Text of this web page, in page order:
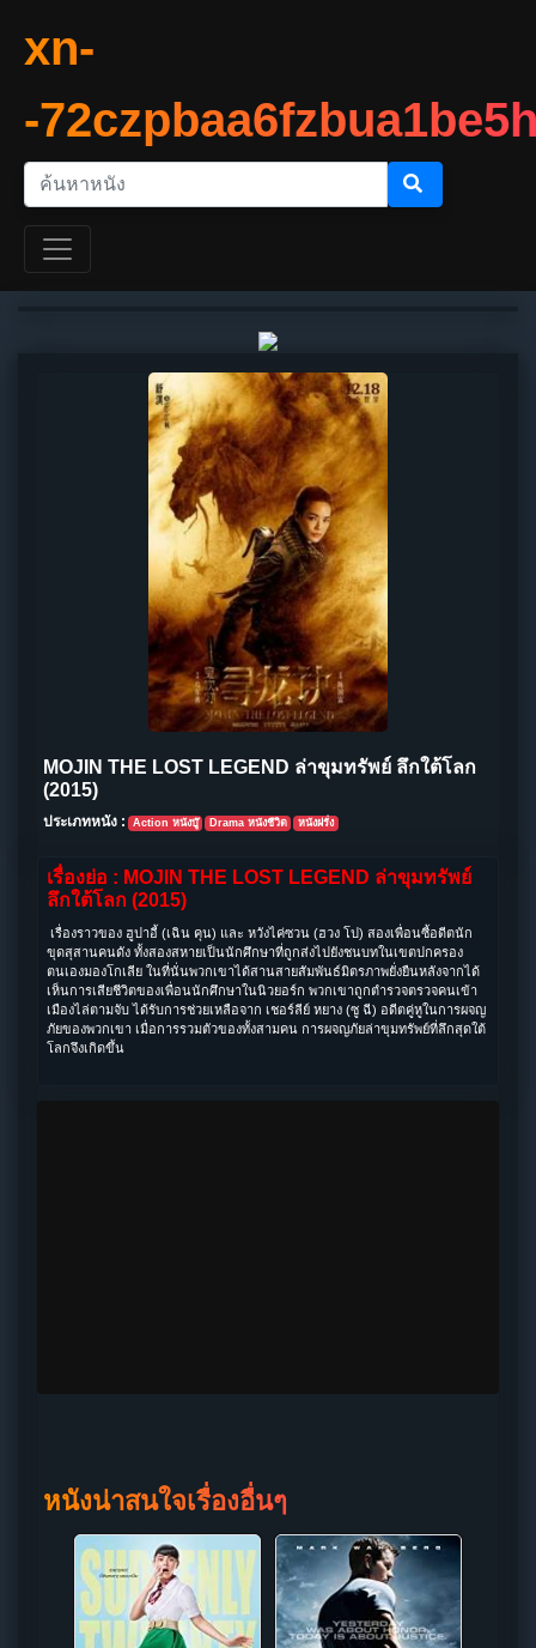
xn-
-
MOJIN THE LOST LEGEND ล่าขุมทรัพย์ ลึกใต้โลก
(2015)
ประเภทหนัง : Action หนังบู๊ Drama หนังชีวิต หนังฝรั่ง
เรื่องย่อ : MOJIN THE LOST LEGEND ล่าขุมทรัพย์
ลึกใต้โลก (2015)
เรื่องราวของ ฮูปาอี้ (เฉิน คุน) และ หวังไค่ซวน (ฮวง โป) สองเพื่อนซี้อดีตนัก
ขุดสุสานคนดัง ทั้งสองสหายเป็นนักศึกษาที่ถูกส่งไปยังชนบทในเขตปกครอง
ตนเองมองโกเลีย ในที่นั่นพวกเขาได้สานสายสัมพันธ์มิตรภาพยั่งยืนหลังจากได้
เห็นการเสียชีวิตของเพื่อนนักศึกษาในนิวยอร์ก พวกเขาถูกตำรวจตรวจคนเข้า
เมืองไล่ตามจับ ได้รับการช่วยเหลือจาก เชอร์ลีย์ หยาง (ซู ฉี) อดีตคู่หูในการผจญ
ภัยของพวกเขา เมื่อการรวมตัวของทั้งสามคน การผจญภัยล่าขุมทรัพย์ที่ลึกสุดใต้
โลกจึงเกิดขึ้น
หนังน่าสนใจเรื่องอื่นๆ